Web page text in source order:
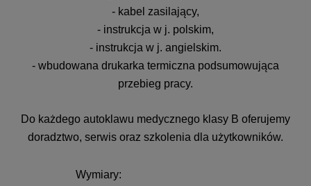
- kabel zasilający,
- instrukcja w j. polskim,
- instrukcja w j. angielskim.
- wbudowana drukarka termiczna podsumowująca
przebieg pracy.
Do każdego autoklawu medycznego klasy B oferujemy
doradztwo, serwis oraz szkolenia dla użytkowników.
Wymiary: